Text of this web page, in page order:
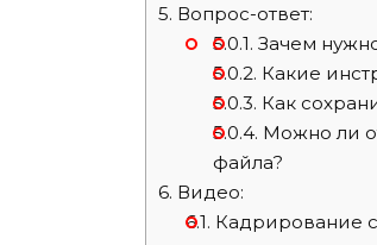
5. Вопрос-ответ:
5.0.1. Зачем
5.0.2. Какие
5.0.3. Как
5.0.4. Можно ли
файла?
6. Видео:
6.1. Кадрирование